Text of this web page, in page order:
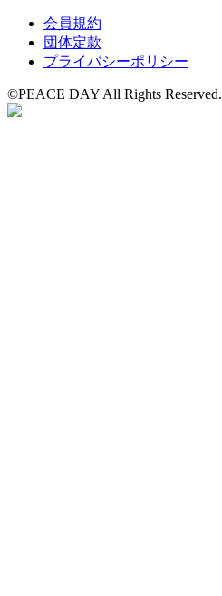
会員規約
団体定款
プライバシーポリシー
©️PEACE DAY All Rights Reserved.